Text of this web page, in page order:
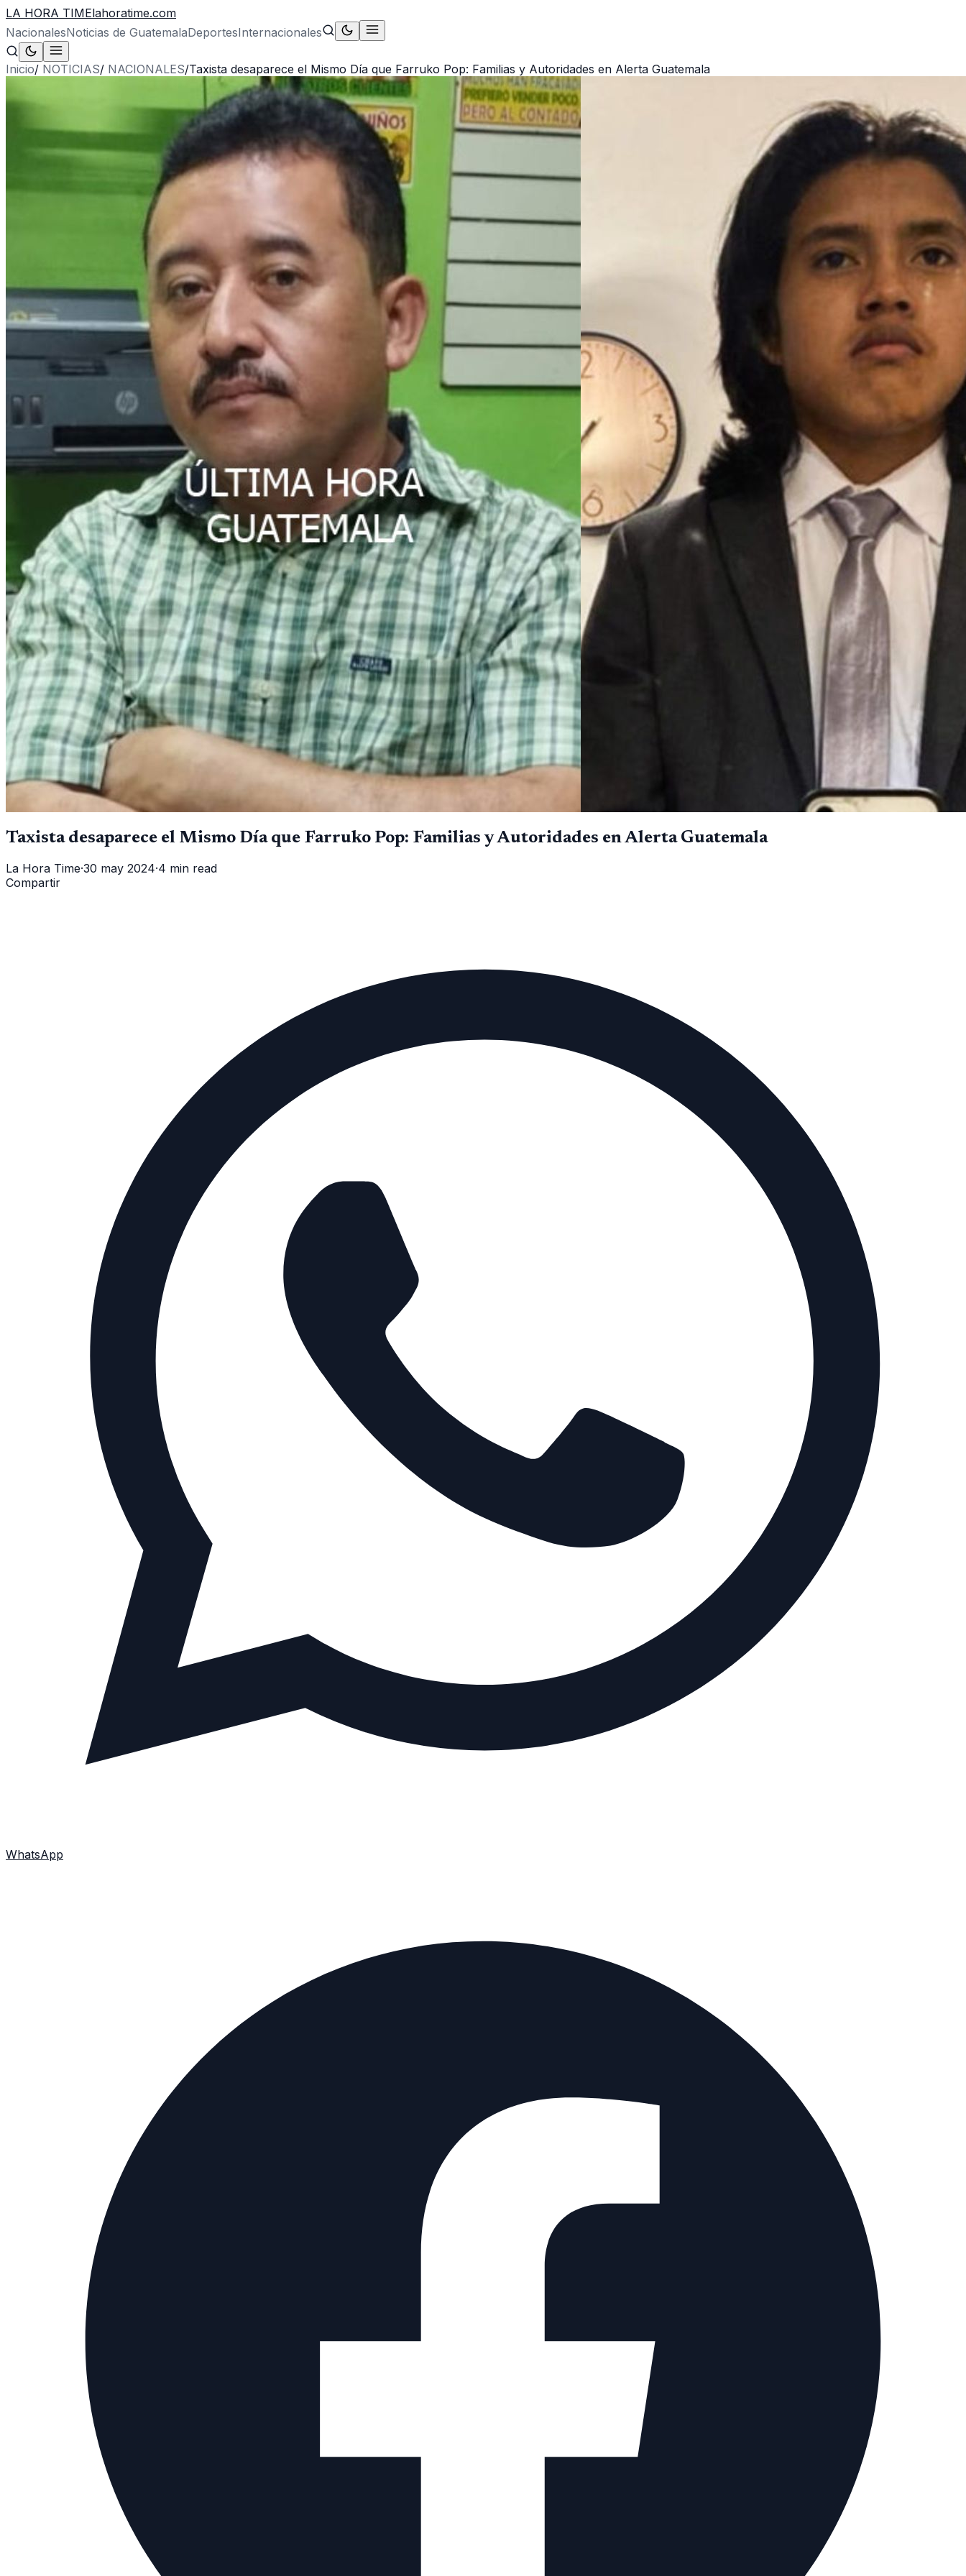
LA HORA TIMElahoratime.com
NacionalesNoticias de GuatemalaDeportesInternacionales
Inicio/ NOTICIAS/ NACIONALES/Taxista desaparece el Mismo Día que Farruko Pop: Familias y Autoridades en Alerta Guatemala
Taxista desaparece el Mismo Día que Farruko Pop: Familias y Autoridades en Alerta Guatemala
La Hora Time·30 may 2024·4 min read
Compartir
WhatsApp